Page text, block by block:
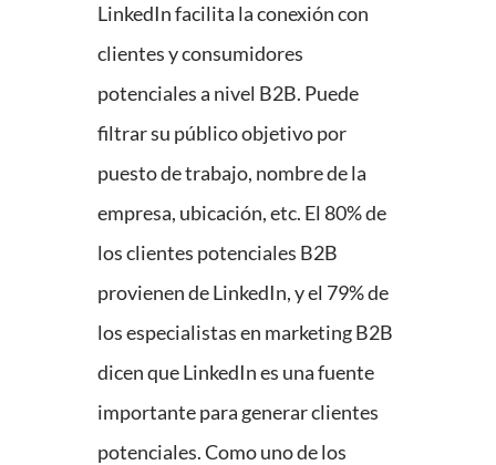
LinkedIn facilita la conexión con
clientes y consumidores
potenciales a nivel B2B. Puede
filtrar su público objetivo por
puesto de trabajo, nombre de la
empresa, ubicación, etc. El 80% de
los clientes potenciales B2B
provienen de LinkedIn, y el 79% de
los especialistas en marketing B2B
dicen que LinkedIn es una fuente
importante para generar clientes
potenciales. Como uno de los